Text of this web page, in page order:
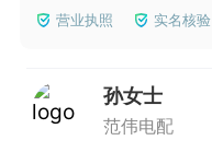
营业执照 实名核验
孙女士
范伟电配